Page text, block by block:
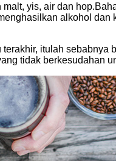
yis, air dan
alkohol
itulah
tidak berkesudahan